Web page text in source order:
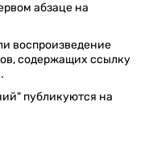
абзаце на
воспроизведение
содержащих ссылку
публикуются на